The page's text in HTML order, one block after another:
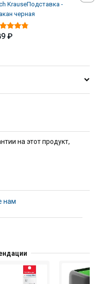
KrauseПодставка -
черная
₽
на этот продукт,
нам